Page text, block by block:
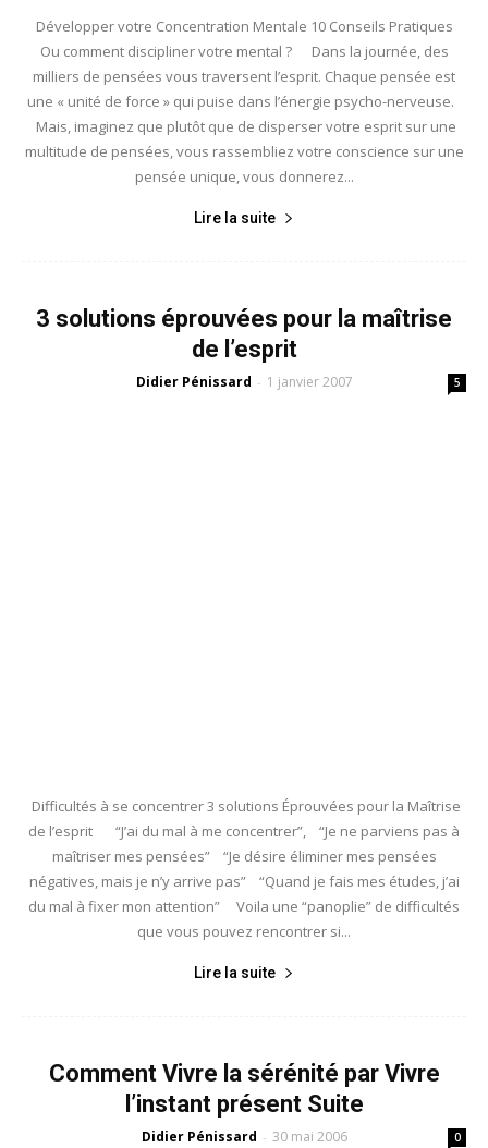
Développer votre Concentration Mentale 10 Conseils Pratiques
Ou comment discipliner votre mental ? Dans la journée, des
milliers de pensées vous traversent l’esprit. Chaque pensée est
une « unité de force » qui puise dans l’énergie psycho-nerveuse.
Mais, imaginez que plutôt que de disperser votre esprit sur une
multitude de pensées, vous rassembliez votre conscience sur une
pensée unique, vous donnerez...
Lire la suite
3 solutions éprouvées pour la maîtrise
de l’esprit
Didier Pénissard - 1 janvier 2007 5
Difficultés à se concentrer 3 solutions Éprouvées pour la Maîtrise
de l’esprit “J’ai du mal à me concentrer”, “Je ne parviens pas à
maîtriser mes pensées” “Je désire éliminer mes pensées
négatives, mais je n’y arrive pas” “Quand je fais mes études, j’ai
du mal à fixer mon attention” Voila une “panoplie” de difficultés
que vous pouvez rencontrer si...
Lire la suite
Comment Vivre la sérénité par Vivre
l’instant présent Suite
Didier Pénissard - 30 mai 2006 0